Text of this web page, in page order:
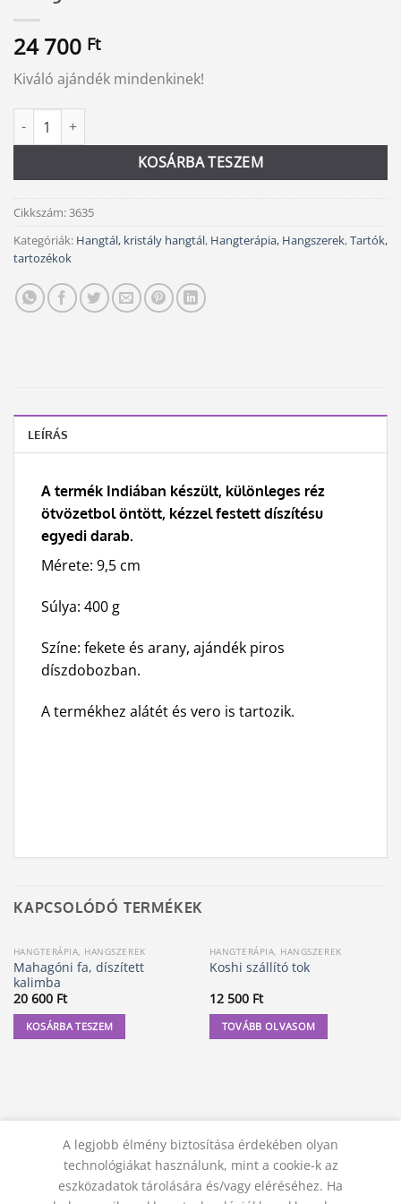
24 700 Ft
Kiváló ajándék mindenkinek!
Hangtál szett díszdobozban mennyiség
KOSÁRBA TESZEM
Alternative:
Cikkszám:3635
Kategóriák: Hangtál, kristály hangtál, Hangterápia, Hangszerek,Tartók,
tartozékok
LEÍRÁS
A termék Indiában készült, különleges réz
ötvözetbol öntött, kézzel festett díszítésu
egyedi darab.
Mérete: 9,5 cm
Súlya: 400 g
Színe: fekete és arany, ajándék piros
díszdobozban.
A termékhez alátét és vero is tartozik.
KAPCSOLÓDÓ TERMÉKEK
HANGTERÁPIA, HANGSZEREK
Mahagóni fa, díszített
kalimba
20 600 Ft
KOSÁRBA TESZEM
ELFOGYOTT
HANGTERÁPIA, HANGSZEREK
Koshi szállító tok
12 500 Ft
TOVÁBB OLVASOM
A legjobb élmény biztosítása érdekében olyan
technológiákat használunk, mint a cookie-k az
eszközadatok tárolására és/vagy eléréséhez. Ha